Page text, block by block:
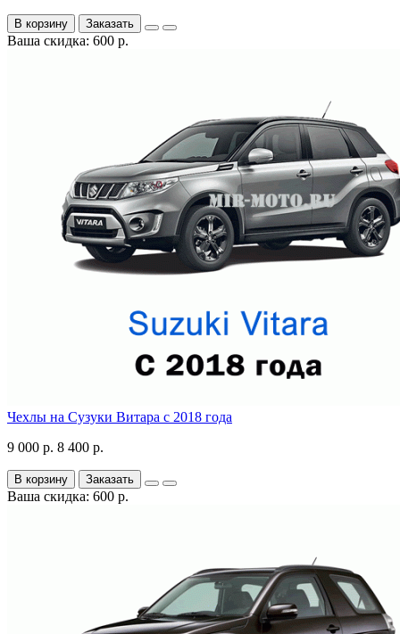
В корзину Заказать
Ваша скидка: 600 р.
Чехлы на Сузуки Витара с 2018 года
9 000 р. 8 400 р.
В корзину Заказать
Ваша скидка: 600 р.